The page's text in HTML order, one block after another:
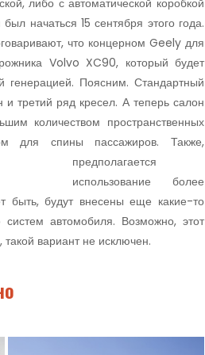
либо с автоматической коробкой
начаться 15 сентября этого года.
что концерном Geely для
Volvo XC90, который будет
генерацией. Поясним. Стандартный
третий ряд кресел. А теперь салон
количеством пространственных
для спины пассажиров. Также,
предполагается
использование более
быть, будут внесены еще какие-то
автомобиля. Возможно, этот
вариант не исключен.